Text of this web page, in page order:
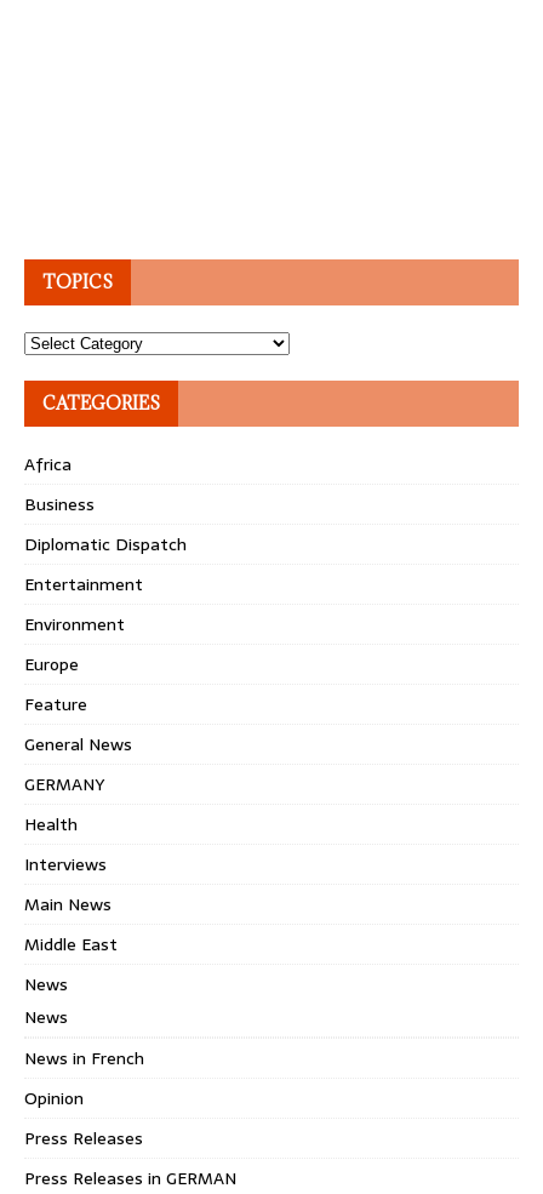
TOPICS
Topics
CATEGORIES
Africa
Business
Diplomatic Dispatch
Entertainment
Environment
Europe
Feature
General News
GERMANY
Health
Interviews
Main News
Middle East
News
News
News in French
Opinion
Press Releases
Press Releases in GERMAN